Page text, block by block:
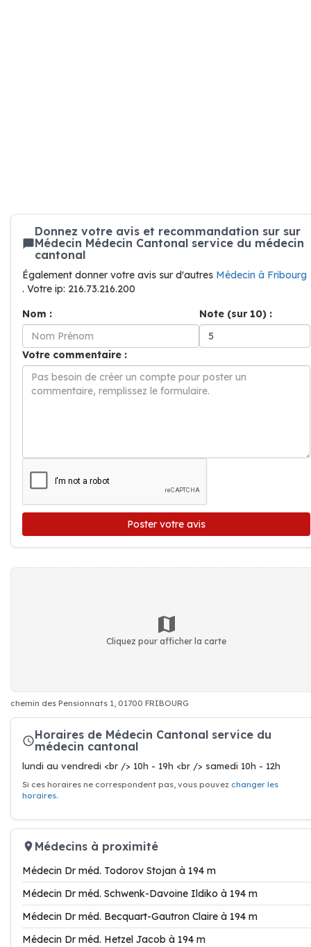
Donnez votre avis et recommandation sur sur
Médecin Médecin Cantonal service du médecin
cantonal
Également donner votre avis sur d'autres Médecin à Fribourg
. Votre ip: 216.73.216.200
Nom :
Note (sur 10) :
Votre commentaire :
Poster votre avis
Cliquez pour afficher la carte
chemin des Pensionnats 1, 01700 FRIBOURG
Horaires de Médecin Cantonal service du
médecin cantonal
lundi au vendredi <br /> 10h - 19h <br /> samedi 10h - 12h
Si ces horaires ne correspondent pas, vous pouvez changer les
horaires.
Médecins à proximité
Médecin Dr méd. Todorov Stojan à 194 m
Médecin Dr méd. Schwenk-Davoine Ildiko à 194 m
Médecin Dr méd. Becquart-Gautron Claire à 194 m
Médecin Dr méd. Hetzel Jacob à 194 m